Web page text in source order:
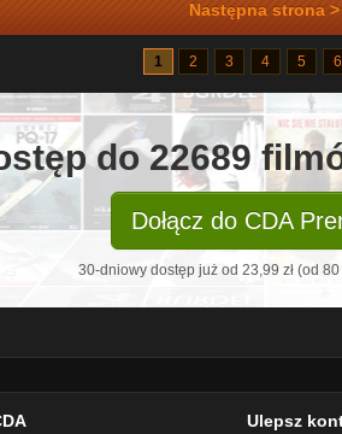
Następna strona >
1 2 3 4 5 6
do 22689
Dołącz do CDA
30-dniowy dostęp już od 23,99 zł (od
Ulepsz